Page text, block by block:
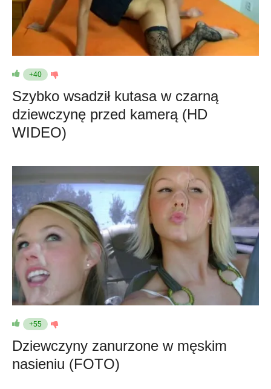
+40
Szybko wsadził kutasa w czarną
dziewczynę przed kamerą (HD
WIDEO)
+55
Dziewczyny zanurzone w męskim
nasieniu (FOTO)